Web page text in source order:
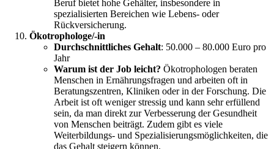
Beruf bietet hohe Gehälter, insbesondere in
spezialisierten Bereichen wie Lebens- oder
Rückversicherung.
Ökotrophologe/-in
Durchschnittliches Gehalt: 50.000 – 80.000 Euro pro
Jahr
Warum ist der Job leicht? Ökotrophologen beraten
Menschen in Ernährungsfragen und arbeiten oft in
Beratungszentren, Kliniken oder in der Forschung. Die
Arbeit ist oft weniger stressig und kann sehr erfüllend
sein, da man direkt zur Verbesserung der Gesundheit
von Menschen beiträgt. Zudem gibt es viele
Weiterbildungs- und Spezialisierungsmöglichkeiten, die
das Gehalt steigern können.